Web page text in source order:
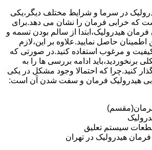
در سرما و شرایط مختلف دیگر،یکی
که خرابی فرمان را نشان می دهد.برای
هیدرولیک،ابتدا از سالم بودن تسمه و
حاصل نمایید.علاوه بر این،لازم
و مرغوب استفاده کنید.در صورتی که
برنخوردید،باید ادامه بررسی ها را به
کنید.چرا که احتمالا وجود مشکل در یکی
هیدرولیک فرمان و سفت شدن آن است:
سیستم تعلیق
فرمان هیدرولیک در تهران